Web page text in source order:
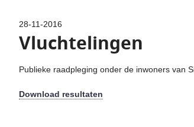
28-11-2016
Vluchtelingen
Publieke raadpleging onder de inwoners van
Download resultaten